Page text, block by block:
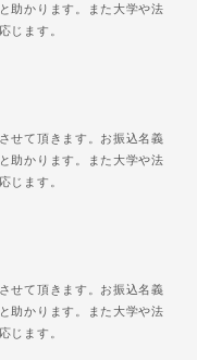
助かります。また大学や法
じます。
せて頂きます。お振込名義
助かります。また大学や法
じます。
せて頂きます。お振込名義
助かります。また大学や法
じます。